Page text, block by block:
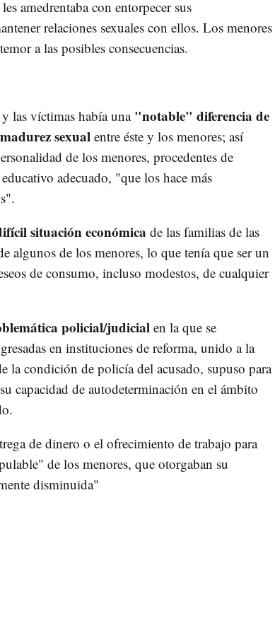
amedrentaba con entorpecer sus
relaciones sexuales con ellos. Los menores
a las posibles consecuencias.
las víctimas había una"notable" diferencia de
sexual entre éste y los menores; así
de los menores, procedentes de
adecuado, "que los hace más
situación económica de las familias de las
algunos de los menores, lo que tenía que ser un
de consumo, incluso modestos, de cualquier
policial/judicial en la que se
en instituciones de reforma, unido a la
la condición de policía del acusado, supuso para
capacidad de autodeterminación en el ámbito
de dinero o el ofrecimiento de trabajo para
de los menores, que otorgaban su
disminuida"